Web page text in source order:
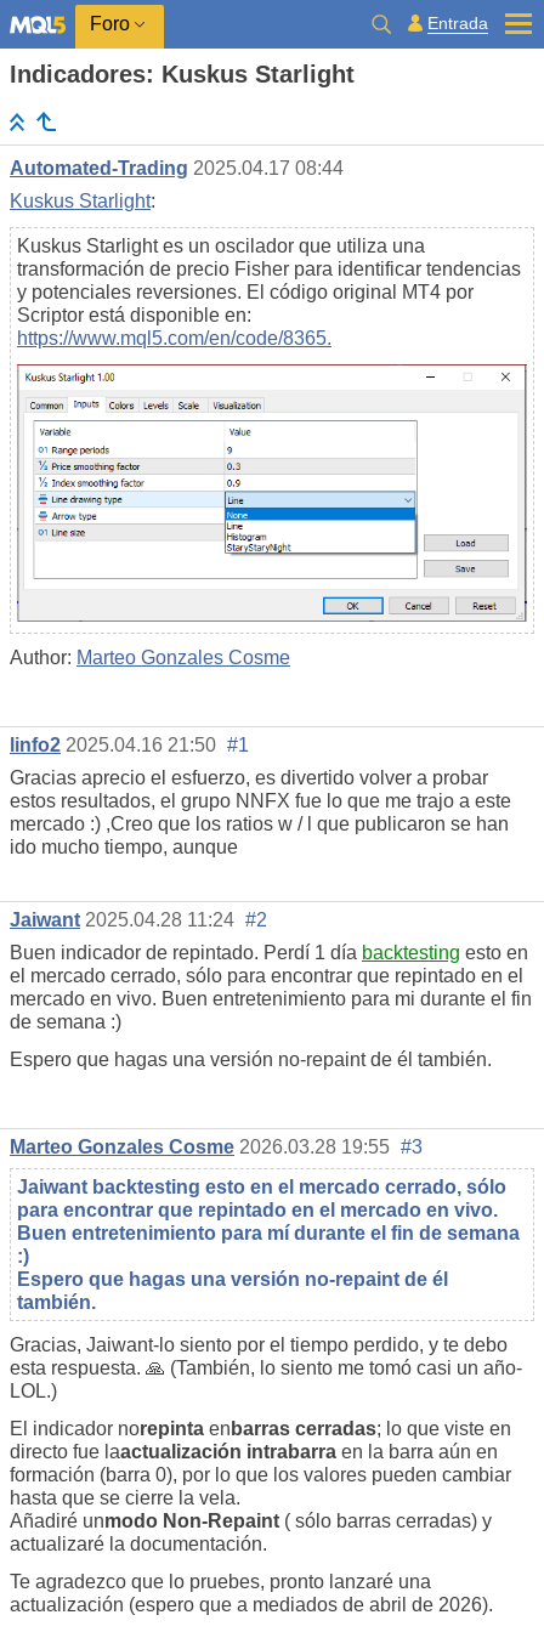
Foro Entrada
Indicadores: Kuskus Starlight
Automated-Trading 2025.04.17 08:44
Kuskus Starlight:
Kuskus Starlight es un oscilador que utiliza una
transformación de precio Fisher para identificar tendencias
y potenciales reversiones. El código original MT4 por
Scriptor está disponible en:
https://www.mql5.com/en/code/8365.
Author: Marteo Gonzales Cosme
linfo2 2025.04.16 21:50 #1
Gracias aprecio el esfuerzo, es divertido volver a probar
estos resultados, el grupo NNFX fue lo que me trajo a este
mercado :) ,Creo que los ratios w / l que publicaron se han
ido mucho tiempo, aunque
Jaiwant 2025.04.28 11:24 #2
Buen indicador de repintado. Perdí 1 día backtesting esto en
el mercado cerrado, sólo para encontrar que repintado en el
mercado en vivo. Buen entretenimiento para mi durante el fin
de semana :)
Espero que hagas una versión no-repaint de él también.
Marteo Gonzales Cosme 2026.03.28 19:55 #3
Jaiwant backtesting esto en el mercado cerrado, sólo
para encontrar que repintado en el mercado en vivo.
Buen entretenimiento para mí durante el fin de semana
:)
Espero que hagas una versión no-repaint de él
también.
Gracias, Jaiwant-lo siento por el tiempo perdido, y te debo
esta respuesta. 🙏 (También, lo siento me tomó casi un año-
LOL.)
El indicador norepinta en barras cerradas; lo que viste en
directo fue laactualización intrabarra en la barra aún en
formación (barra 0), por lo que los valores pueden cambiar
hasta que se cierre la vela.
Añadiré unmodo Non-Repaint ( sólo barras cerradas) y
actualizaré la documentación.
Te agradezco que lo pruebes, pronto lanzaré una
actualización (espero que a mediados de abril de 2026).